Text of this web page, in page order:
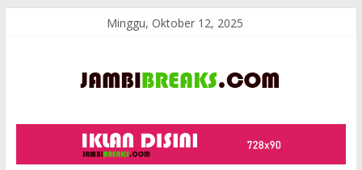
Minggu, Oktober 12, 2025
JambiBreaks